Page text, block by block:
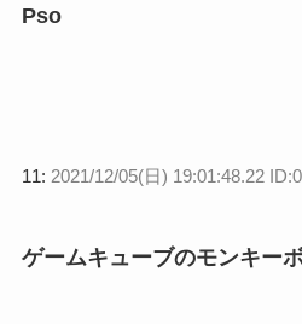
Pso
11: 2021/12/05(日) 19:01:48.22
ゲームキューブのモンキー